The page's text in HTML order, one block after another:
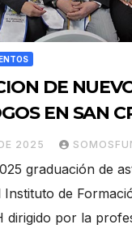
DE
EN SAN
2025
graduación de
Instituto de
dirigido por la